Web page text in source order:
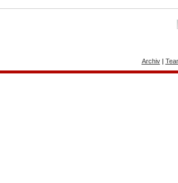
Archiv|